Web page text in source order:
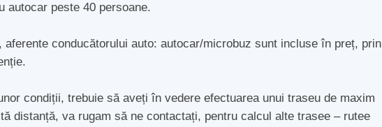
autocar peste 40 persoane.
conducătorului auto: autocar/microbuz sunt incluse în preț, prin
condiții, trebuie să aveți în vedere efectuarea unui traseu de maxim
distanță, va rugam să ne contactați, pentru calcul alte trasee – rutee